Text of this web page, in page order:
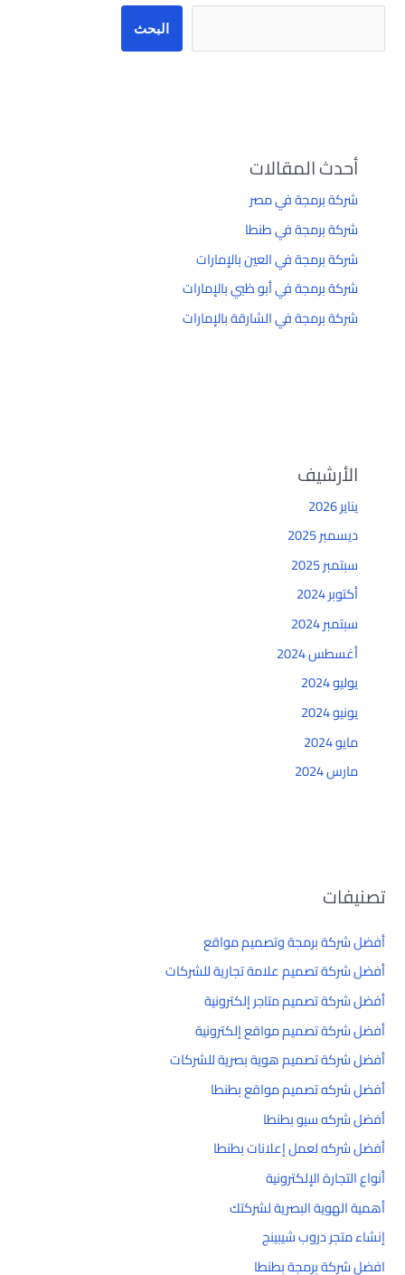
البحث
أحدث المقالات
شركة برمجة في مصر
شركة برمجة في طنطا
شركة برمجة في العين بالإمارات
شركة برمجة في أبو ظبي بالإمارات
شركة برمجة في الشارقة بالإمارات
الأرشيف
يناير 2026
ديسمبر 2025
سبتمبر 2025
أكتوبر 2024
سبتمبر 2024
أغسطس 2024
يوليو 2024
يونيو 2024
مايو 2024
مارس 2024
تصنيفات
أفضل شركة برمجة وتصميم مواقع
أفضل شركة تصميم علامة تجارية للشركات
أفضل شركة تصميم متاجر إلكترونية
أفضل شركة تصميم مواقع إلكترونية
أفضل شركة تصميم هوية بصرية للشركات
أفضل شركه تصميم مواقع بطنطا
أفضل شركه سيو بطنطا
أفضل شركه لعمل إعلانات بطنطا
أنواع التجارة الإلكترونية
أهمية الهوية البصرية لشركتك
إنشاء متجر دروب شيبينج
افضل شركة برمجة بطنطا